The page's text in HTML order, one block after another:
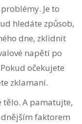
Je to
hledáte způsob,
dne, zklidnit
napětí po
očekujete
zklamaní.
tělo. A pamatujte,
faktorem